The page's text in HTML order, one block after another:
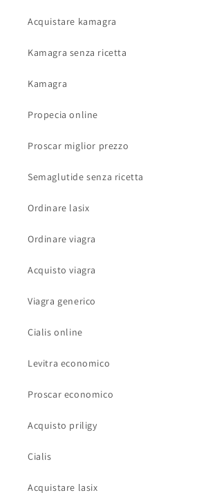
Acquistare kamagra
Kamagra senza ricetta
Kamagra
Propecia online
Proscar miglior prezzo
Semaglutide senza ricetta
Ordinare lasix
Ordinare viagra
Acquisto viagra
Viagra generico
Cialis online
Levitra economico
Proscar economico
Acquisto priligy
Cialis
Acquistare lasix